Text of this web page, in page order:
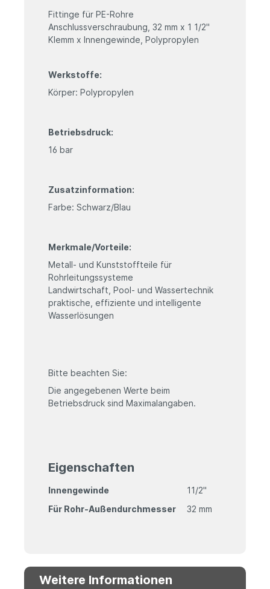
Fittinge für PE-Rohre
Anschlussverschraubung, 32 mm x 1 1/2"
Klemm x Innengewinde, Polypropylen
Werkstoffe:
Körper: Polypropylen
Betriebsdruck:
16 bar
Zusatzinformation:
Farbe: Schwarz/Blau
Merkmale/Vorteile:
Metall- und Kunststoffteile für
Rohrleitungssysteme
Landwirtschaft, Pool- und Wassertechnik
praktische, effiziente und intelligente
Wasserlösungen
Bitte beachten Sie:
Die angegebenen Werte beim
Betriebsdruck sind Maximalangaben.
Eigenschaften
Innengewinde
11/2"
Für Rohr-Außendurchmesser
32 mm
Weitere Informationen